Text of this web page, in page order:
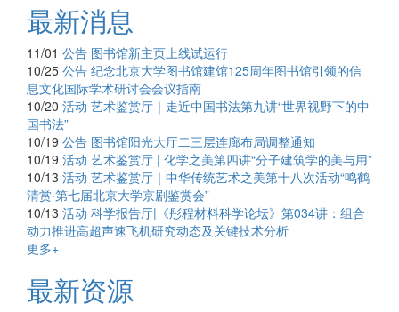
最新消息
11/01 公告 图书馆新主页上线试运行
10/25 公告 纪念北京大学图书馆建馆125周年图书馆引领的信
息文化国际学术研讨会会议指南
10/20 活动 艺术鉴赏厅｜走近中国书法第九讲“世界视野下的中
国书法”
10/19 公告 图书馆阳光大厅二三层连廊布局调整通知
10/19 活动 艺术鉴赏厅 | 化学之美第四讲“分子建筑学的美与用”
10/13 活动 艺术鉴赏厅｜中华传统艺术之美第十八次活动“鸣鹤
清赏·第七届北京大学京剧鉴赏会”
10/13 活动 科学报告厅|《彤程材料科学论坛》第034讲：组合
动力推进高超声速飞机研究动态及关键技术分析
更多+
最新资源